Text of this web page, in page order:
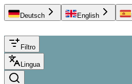
Deutsch English
Filtro
Lingua